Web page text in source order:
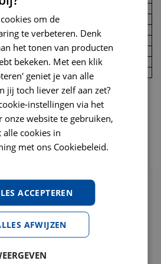
34 – 48 cm
40 – 52 cm
46 – 56 cm
74 – 84 cm
4 40-48 cm 12 pack
om de
te verbeteren. Denk
het tonen van producten
bekeken. Met een klik
geniet je van alle
jij toch liever zelf aan zet?
instellingen via het
onze website te gebruiken,
cookies in
met ons Cookiebeleid.
ACCEPTEREN
AFWIJZEN